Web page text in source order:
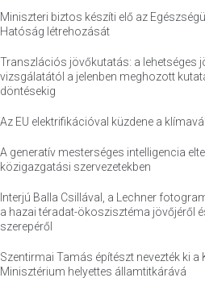
Miniszteri biztos készíti elő az
Hatóság létrehozását
Transzlációs jövőkutatás: a lehetséges
vizsgálatától a jelenben meghozott
döntésekig
Az EU elektrifikációval küzdene a
A generatív mesterséges intelligencia
közigazgatási szervezetekben
Interjú Balla Csillával, a Lechner
a hazai téradat-ökoszisztéma jövőjéről
szerepéről
Szentirmai Tamás építészt nevezték ki a
Minisztérium helyettes államtitkárává